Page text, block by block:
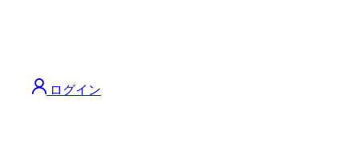
ログイン